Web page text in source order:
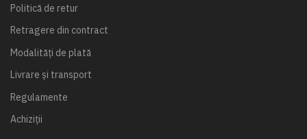
Politică de retur
Retragere din contract
Modalități de plată
Livrare și transport
Regulamente
Achiziții